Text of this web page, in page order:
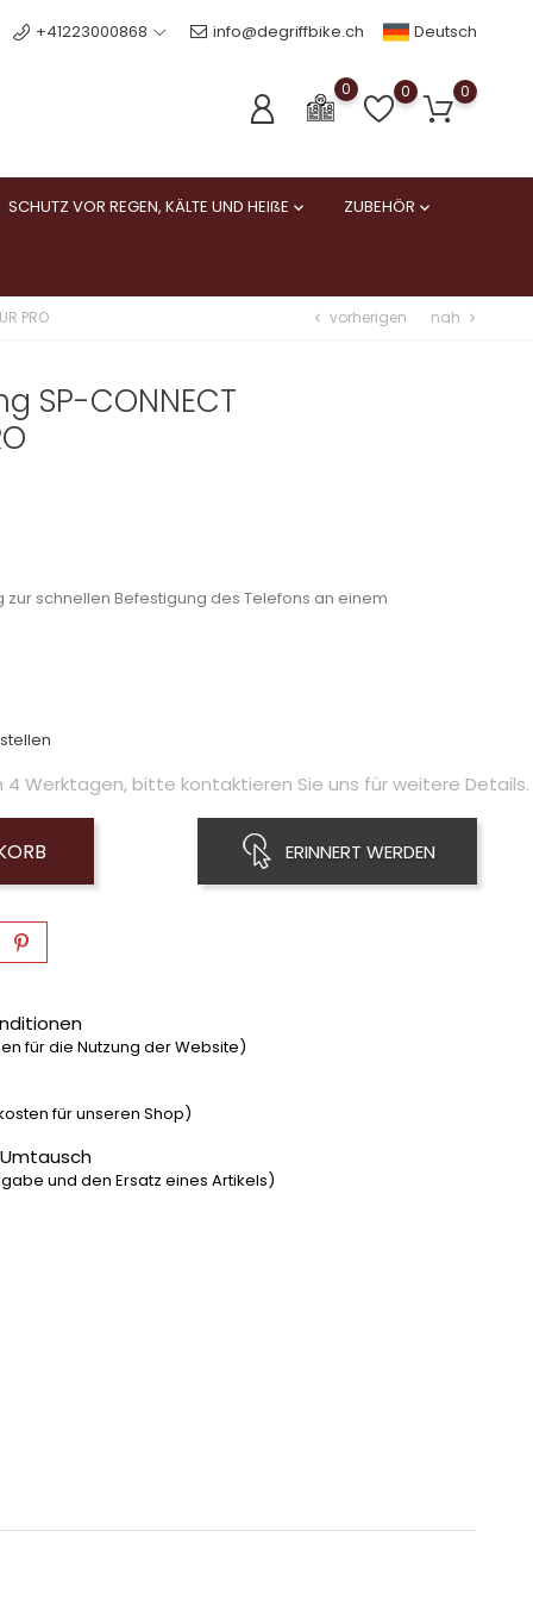
+41223000868 info@degriffbike.ch Deutsch
0 0 0
SCHUTZ VOR REGEN, KÄLTE UND HEIßE  ZUBEHÖR 
PRO chevron_left vorherigen nah chevron_right
SP-CONNECT
schnellen Befestigung des Telefons an einem
Werktagen, bitte kontaktieren Sie uns für weitere Details.
ERINNERT WERDEN
für die Nutzung der Website)
für unseren Shop)
und den Ersatz eines Artikels)